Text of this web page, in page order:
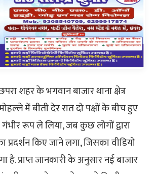
शहर के भगवान बाजार थाना क्षेत्र
में बीती देर रात दो पक्षों के बीच हुए
रूप ले लिया, जब कुछ लोगों द्वारा
किए जाने लगा, जिसका वीडियो
है. प्राप्त जानकारी के अनुसार नई बाजार